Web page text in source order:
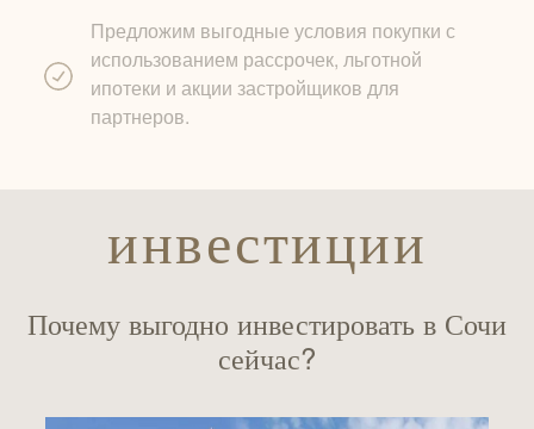
Предложим выгодные условия покупки с
использованием рассрочек, льготной
ипотеки и акции застройщиков для
партнеров.
инвестиции
Почему выгодно инвестировать в Сочи
сейчас?